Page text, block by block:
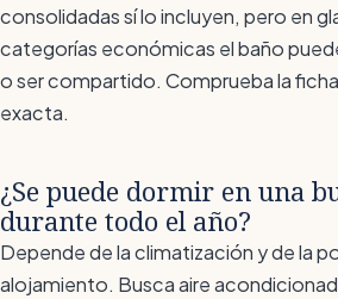
consolidadas sí lo incluyen, pero en
categorías económicas el baño
o ser compartido. Comprueba la
exacta.
¿Se puede dormir en una
durante todo el año?
Depende de la climatización y de la
alojamiento. Busca aire